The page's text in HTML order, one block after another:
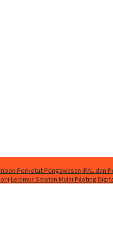
Perketat Pengawasan IPAL dan
Leitimur Selatan Mulai Piloting